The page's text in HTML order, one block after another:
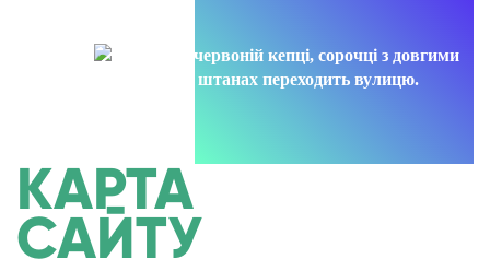
КАРТА
САЙТУ